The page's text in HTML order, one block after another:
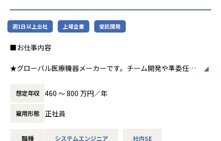
週1日以上出社 上場企業 受託開発
■お仕事内容
★グローバル医療機器メーカーです。チーム開発や準委任契
テクノプロ・デザイン社は社会課題解決に向けて、IT企業や
メーカーに対し設計・開発領域を中心に技術支援を行う企業
です。
想定年収 460 〜 800 万円／年
雇用形態 正社員
職種 システムエンジニア 社内SE